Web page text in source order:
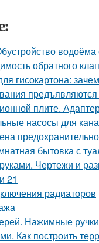
обратного
гисокартона:
плите.
насосы для
бытовка с
Чертежи и
21
радиаторов
Нажимные
Как построить